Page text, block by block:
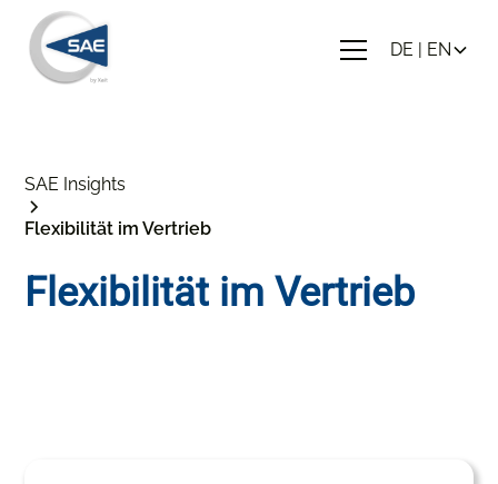
DE | EN
SAE Insights
Flexibilität im Vertrieb
Flexibilität im Vertrieb